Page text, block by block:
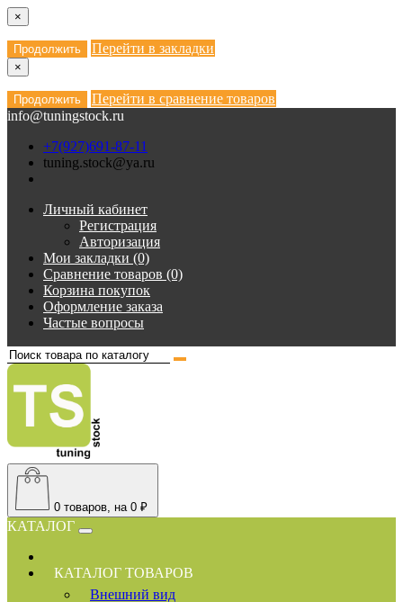
×
Продолжить Перейти в закладки
×
Продолжить
Перейти в сравнение товаров
info@tuningstock.ru
+7(927)691-87-11
tuning.stock@ya.ru
Личный кабинет
Регистрация
Авторизация
Мои закладки (0)
Сравнение товаров (0)
Корзина покупок
Оформление заказа
Частые вопросы
0 товаров, на 0 ₽
КАТАЛОГ
КАТАЛОГ ТОВАРОВ
Внешний вид